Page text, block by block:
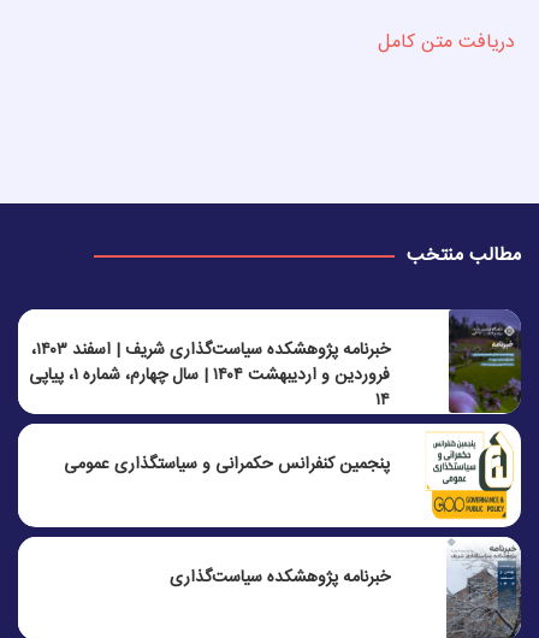
دریافت متن کامل
مطالب منتخب
خبرنامه پژوهشکده سیاست‌گذاری شریف | اسفند ۱۴۰۳،
فروردین و اردیبهشت ۱۴۰۴ | سال چهارم، شماره ۱، پیاپی
۱۴
پنجمين كنفرانس حكمرانی و سياستگذاری عمومی
خبرنامه پژوهشکده سیاست‌گذاری